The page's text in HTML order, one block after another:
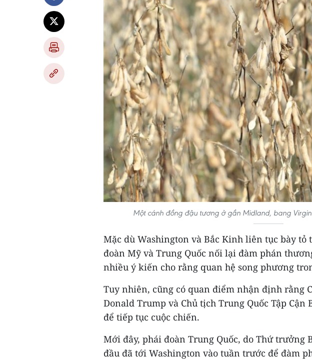
Một cánh đồng đậu tương ở gần Midland, bang
Mặc dù Washington và Bắc Kinh liên tục bày
đoàn Mỹ và Trung Quốc nối lại đàm phán
nhiều ý kiến cho rằng quan hệ song phương
Tuy nhiên, cũng có quan điểm nhận định rằng
Donald Trump và Chủ tịch Trung Quốc Tập Cận
để tiếp tục cuộc chiến.
Mới đây, phái đoàn Trung Quốc, do Thứ trưởng
đầu đã tới Washington vào tuần trước để đàm